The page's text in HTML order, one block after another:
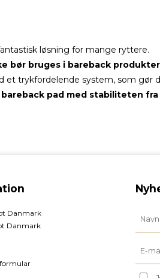
løsning for mange ryttere.
bør bruges i bareback produkter
et trykfordelende system, som
pad med stabiliteten fra
Danmark
Danmark